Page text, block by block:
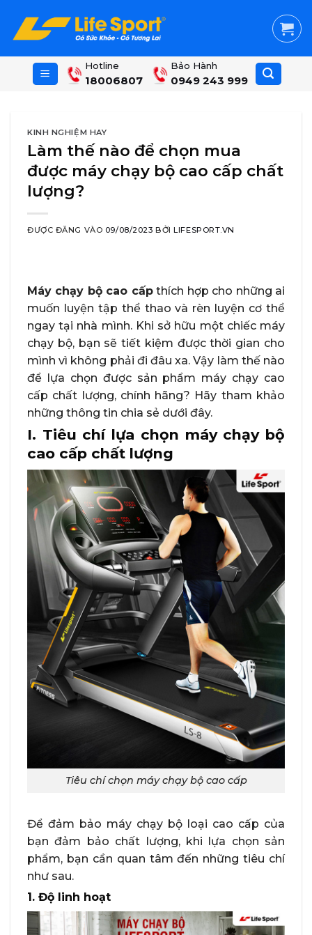
content
Hotline
18006807
Bảo Hành
0949 243 999
KINH NGHIỆM HAY
Làm thế nào để chọn mua
được máy chạy bộ cao cấp chất
lượng?
ĐƯỢC ĐĂNG VÀO 09/08/2023 BỞILIFESPORT.VN
Máy chạy bộ cao cấpthích hợp cho những ai
muốn luyện tập thể thao và rèn luyện cơ thể
ngay tại nhà mình. Khi sở hữu một chiếc máy
chạy bộ, bạn sẽ tiết kiệm được thời gian cho
mình vì không phải đi đâu xa. Vậy làm thế nào
để lựa chọn được sản phẩm máy chạy cao
cấp chất lượng, chính hãng? Hãy tham khảo
những thông tin chia sẻ dưới đây.
I. Tiêu chí lựa chọn máy chạy bộ
cao cấp chất lượng
Tiêu chí chọn máy chạy bộ cao cấp
Để đảm bảo máy chạy bộ loại cao cấp của
bạn đảm bảo chất lượng, khi lựa chọn sản
phẩm, bạn cần quan tâm đến những tiêu chí
như sau.
1. Độ linh hoạt